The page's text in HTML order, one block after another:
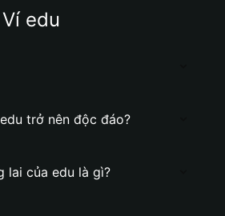
edu
trở nên độc đáo?
lai của edu là gì?